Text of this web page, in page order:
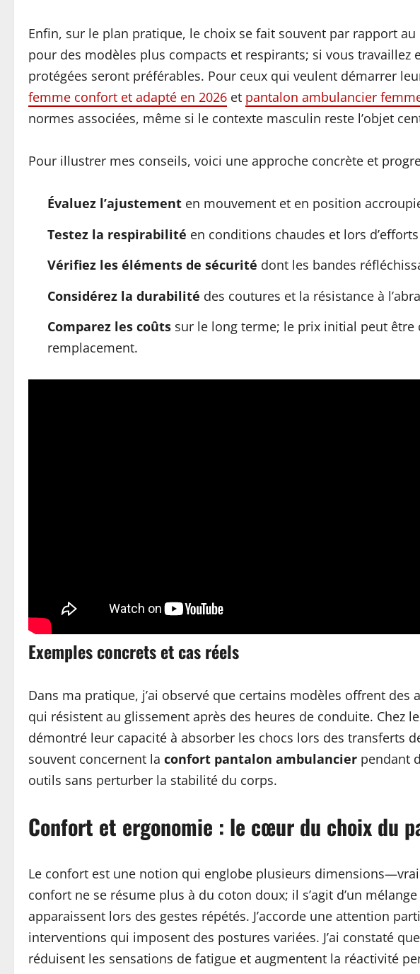
Enfin, sur le plan pratique, le choix se fait souvent par rapport au
pour des modèles plus compacts et respirants; si vous
protégées seront préférables. Pour ceux qui veulent démarrer
femme confort et adapté en 2026 et pantalon ambulancier
normes associées, même si le contexte masculin reste l’objet
Pour illustrer mes conseils, voici une approche concrète et
Évaluez l’ajustement en mouvement et en position
Testez la respirabilité en conditions chaudes et lors
Vérifiez les éléments de sécurité dont les bandes
Considérez la durabilité des coutures et la résistance à
Comparez les coûts sur le long terme; le prix initial peut
remplacement.
Exemples concrets et cas réels
Dans ma pratique, j’ai observé que certains modèles offrent
qui résistent au glissement après des heures de conduite. Chez
démontré leur capacité à absorber les chocs lors des transferts
souvent concernent la confort pantalon ambulancier pendant
outils sans perturber la stabilité du corps.
Confort et ergonomie : le cœur du choix du
Le confort est une notion qui englobe plusieurs
confort ne se résume plus à du coton doux; il s’agit d’un
apparaissent lors des gestes répétés. J’accorde une attention
interventions qui imposent des postures variées. J’ai constaté
réduisent les sensations de fatigue et augmentent la réactivité